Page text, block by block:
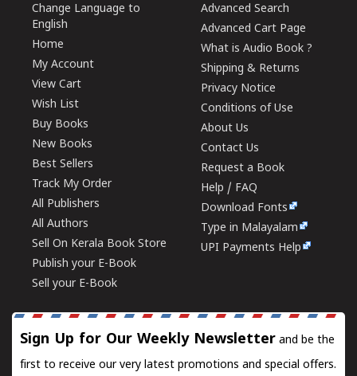
Change Language to
English
Home
My Account
View Cart
Wish List
Buy Books
New Books
Best Sellers
Track My Order
All Publishers
All Authors
Sell On Kerala Book Store
Publish your E-Book
Sell your E-Book
Advanced Search
Advanced Cart Page
What is Audio Book ?
Shipping & Returns
Privacy Notice
Conditions of Use
About Us
Contact Us
Request a Book
Help / FAQ
Download Fonts
Type in Malayalam
UPI Payments Help
Sign Up for Our Weekly Newsletter and be the
first to receive our very latest promotions and special offers.